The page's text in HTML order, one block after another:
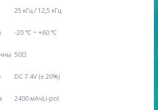
25 кГц / 12,5 кГц
-20 ℃ ~ +60 ℃
50Ω
DC 7.4V (± 20%)
2400 мАчLi-pol